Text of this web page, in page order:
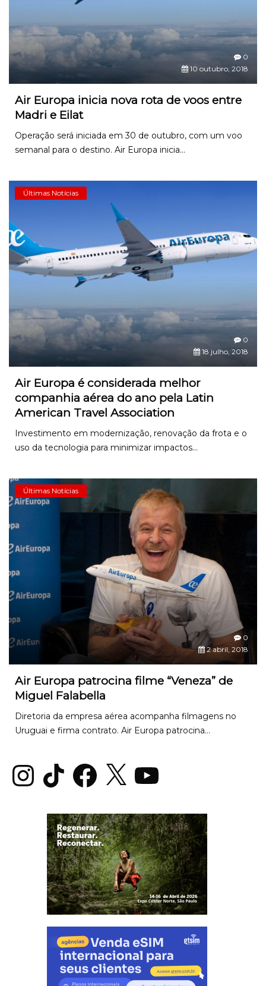
0
10 outubro, 2018
Air Europa inicia nova rota de voos entre
Madri e Eilat
Operação será iniciada em 30 de outubro, com um voo
semanal para o destino. Air Europa inicia...
Últimas Notícias
0
18 julho, 2018
Air Europa é considerada melhor
companhia aérea do ano pela Latin
American Travel Association
Investimento em modernização, renovação da frota e o
uso da tecnologia para minimizar impactos...
Últimas Notícias
0
2 abril, 2018
Air Europa patrocina filme “Veneza” de
Miguel Falabella
Diretoria da empresa aérea acompanha filmagens no
Uruguai e firma contrato. Air Europa patrocina...
InstagramTikTok Facebook
X YouTube